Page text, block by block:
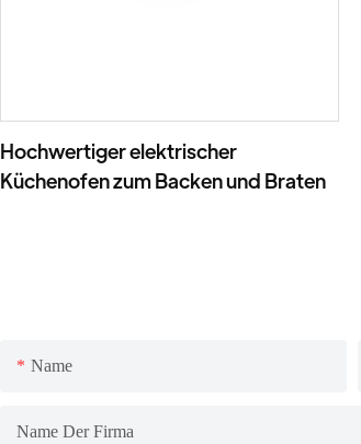
Hochwertiger elektrischer
Küchenofen zum Backen und Braten
Name
Name Der Firma